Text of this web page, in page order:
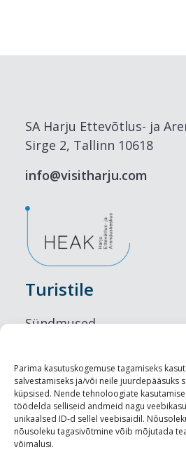
Parima kasutuskogemuse tagamiseks
salvestamiseks ja/või neile juurdepääsuks
küpsised. Nende tehnoloogiate
töödelda selliseid andmeid nagu
unikaalsed ID-d sellel veebisaidil.
nõusoleku tagasivõtmine võib mõjutada
võimalusi.
SA Harju Ettevõtlus- ja
Sirge 2, Tallinn 10618
info@visitharju.com
Turistile
Sündmused
Maitseelamused
Vaatamisväärsused